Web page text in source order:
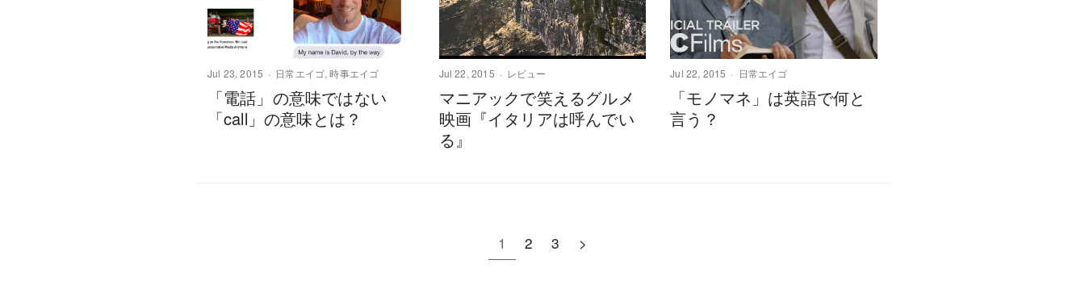
Jul 23, 2015 日常エイゴ,時事エイゴ
「電話」の意味ではない
「call」の意味とは？
Jul 22, 2015 レビュー
マニアックで笑えるグルメ
映画『イタリアは呼んでい
る』
Jul 22, 2015 日常エイゴ
「モノマネ」は英語で何と
言う？
1 2 3 >